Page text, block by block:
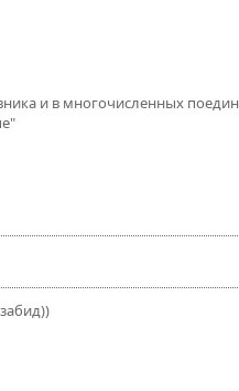
и в многочисленных